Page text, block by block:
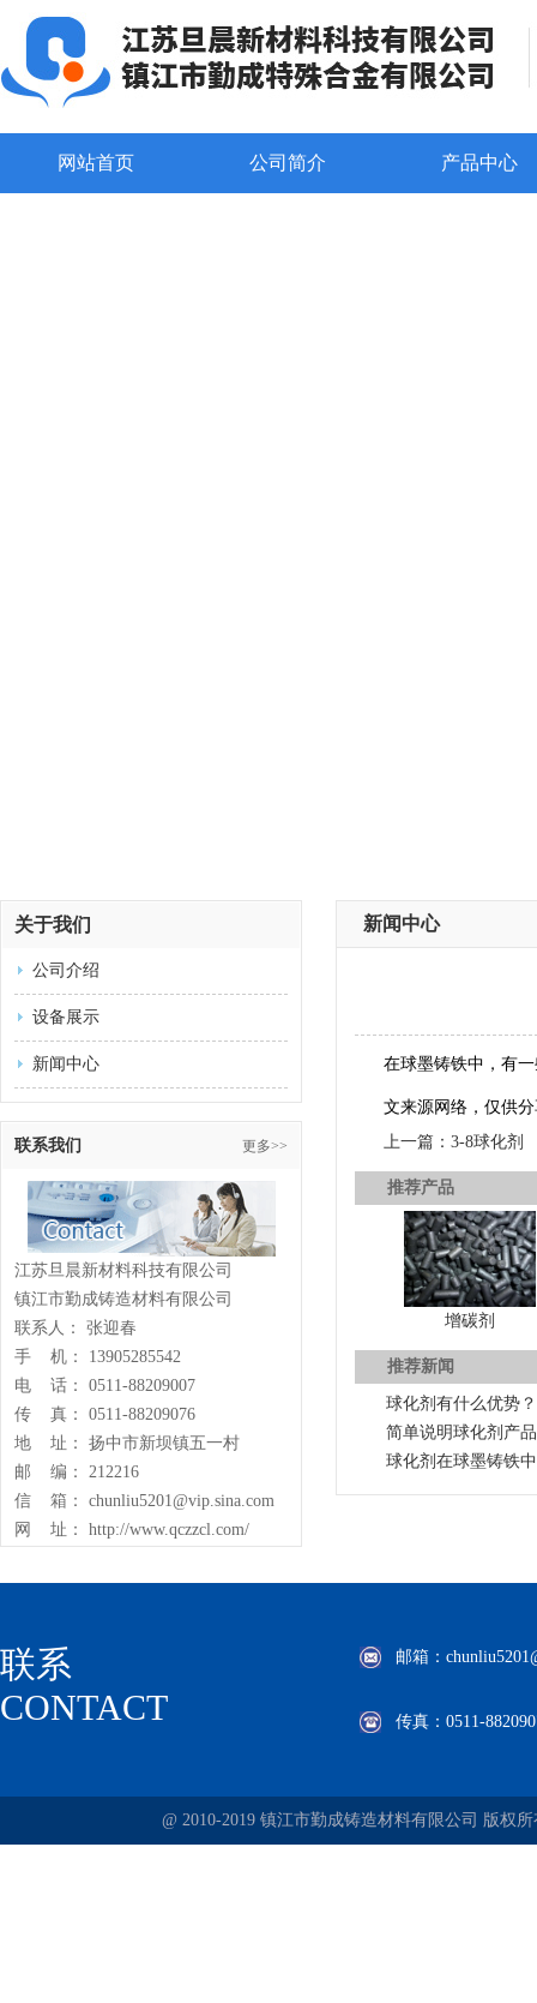
网站首页 公司简介 产品中心
关于我们
公司介绍
设备展示
新闻中心
联系我们 更多>>
江苏旦晨新材料科技有限公司
镇江市勤成铸造材料有限公司
联系人： 张迎春
手 机： 13905285542
电 话： 0511-88209007
传 真： 0511-88209076
地 址： 扬中市新坝镇五一村
邮 编： 212216
信 箱： chunliu5201@vip.sina.com
网 址： http://www.qczzcl.com/
新闻中心
在球墨铸铁中，有
文来源网络，仅供
上一篇：3-8球化剂
推荐产品
增碳剂
推荐新闻
球化剂有什么优势？
简单说明球化剂产
球化剂在球墨铸铁
联系
CONTACT
邮箱：
传真：0511-
@ 2010-2019 镇江市勤成铸造材料有限公司 版权